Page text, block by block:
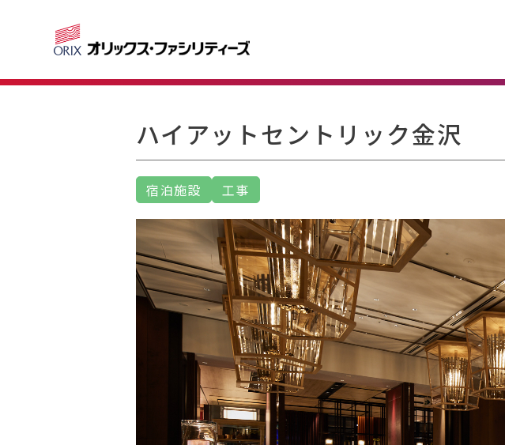
ハイアットセントリック金沢
宿泊施設 工事